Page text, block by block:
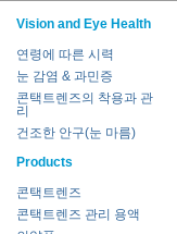
Vision and Eye Health
연령에 따른 시력
눈 감염 & 과민증
콘택트렌즈의 착용과 관
리
건조한 안구(눈 마름)
Products
콘택트렌즈
콘택트렌즈 관리 용액